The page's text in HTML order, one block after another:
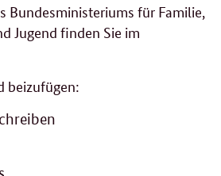
Bundesministeriums für Familie,
Jugend finden Sie im
beizufügen: